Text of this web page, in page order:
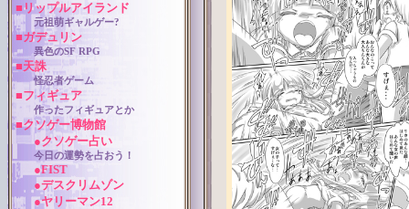
■リップルアイランド
元祖萌ギャルゲー?
■ガデュリン
異色のSF RPG
■天誅
怪忍者ゲーム
■フィギュア
作ったフィギュアとか
■クソゲー博物館
●クソゲー占い
今日の運勢を占おう！
●FIST
●デスクリムゾン
●ヤリーマン12